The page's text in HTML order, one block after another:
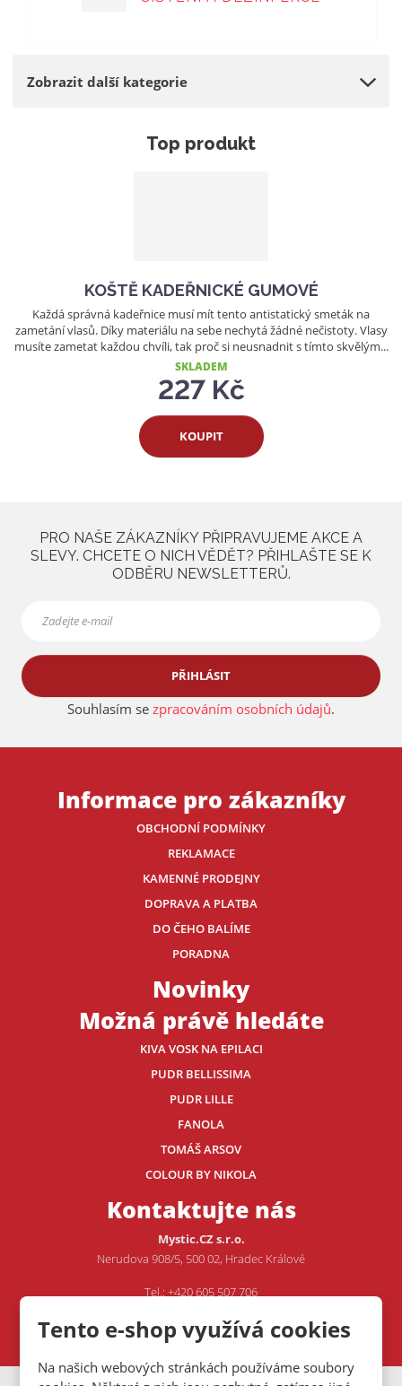
Tento e-shop využívá cookies
Na našich webových stránkách používáme soubory
Zobrazit další kategorie
Top produkt
KOŠTĚ KADEŘNICKÉ GUMOVÉ
Každá správná kadeřnice musí mít tento antistatický smeták na
zametání vlasů. Díky materiálu na sebe nechytá žádné nečistoty. Vlasy
musíte zametat každou chvíli, tak proč si neusnadnit s tímto skvělým...
SKLADEM
227 Kč
KOUPIT
PRO NAŠE ZÁKAZNÍKY PŘIPRAVUJEME AKCE A
SLEVY. CHCETE O NICH VĚDĚT? PŘIHLAŠTE SE K
ODBĚRU NEWSLETTERŮ.
PŘIHLÁSIT
Souhlasím se zpracováním osobních údajů.
Informace pro zákazníky
OBCHODNÍ PODMÍNKY
REKLAMACE
KAMENNÉ PRODEJNY
DOPRAVA A PLATBA
DO ČEHO BALÍME
PORADNA
Novinky
Možná právě hledáte
KIVA VOSK NA EPILACI
PUDR BELLISSIMA
PUDR LILLE
FANOLA
TOMÁŠ ARSOV
COLOUR BY NIKOLA
Kontaktujte nás
Mystic.CZ s.r.o.
Nerudova 908/5, 500 02, Hradec Králové
Tel.: +420 605 507 706